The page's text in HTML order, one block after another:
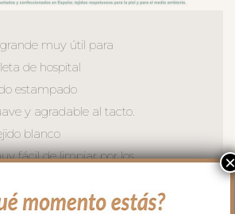
muy útil para
de hospital
estampado
y agradable al tacto.
blanco
fácil de limpiar por los
lavar en lavadora
×